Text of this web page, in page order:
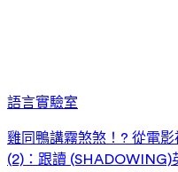
語言實驗室
雞同鴨講霧煞煞！? 從電
(2)：跟讀 (SHADOWING)